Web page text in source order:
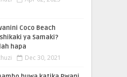
Coco Beach
ya Samaki?
hapa
Dec 30, 2021